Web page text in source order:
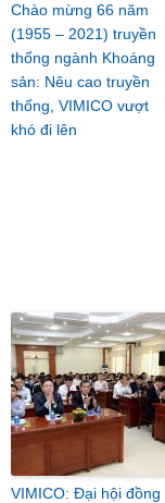
Chào mừng 66 năm
(1955 – 2021) truyền
thống ngành Khoáng
sản: Nêu cao truyền
thống, VIMICO vượt
khó đi lên
VIMICO: Đại hội đồng